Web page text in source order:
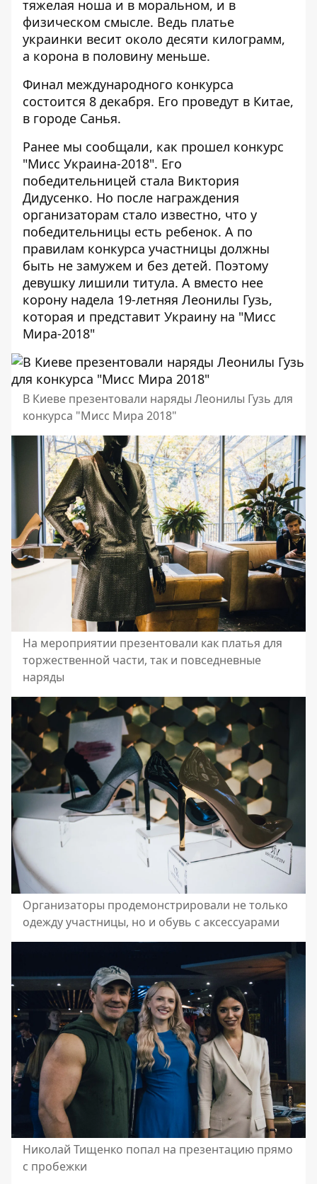
тяжелая ноша и в моральном, и в
физическом смысле. Ведь платье
украинки весит около десяти килограмм,
а корона в половину меньше.
Финал международного конкурса
состоится 8 декабря. Его проведут в Китае,
в городе Санья.
Ранее мы сообщали, как прошел конкурс
"Мисс Украина-2018". Его
победительницей стала Виктория
Дидусенко. Но после награждения
организаторам стало известно, что у
победительницы есть ребенок. А по
правилам конкурса участницы должны
быть не замужем и без детей. Поэтому
девушку лишили титула. А вместо нее
корону надела 19-летняя Леонилы Гузь,
которая и представит Украину на "Мисс
Мира-2018"
В Киеве презентовали наряды Леонилы Гузь для
конкурса "Мисс Мира 2018"
На мероприятии презентовали как платья для
торжественной части, так и повседневные
наряды
Организаторы продемонстрировали не только
одежду участницы, но и обувь с аксессуарами
Николай Тищенко попал на презентацию прямо
с пробежки